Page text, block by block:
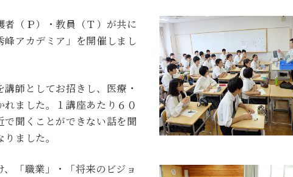
（Ｐ）・教員（Ｔ）が共に
アカデミア」を開催しまし
師としてお招きし、医療・
ました。１講座あたり６０
聞くことができない話を聞
ました。
「職業」・「将来のビジョ